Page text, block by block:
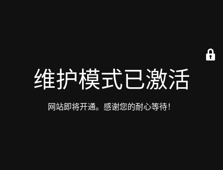
维护模式已激活
网站即将开通。感谢您的耐心等待！